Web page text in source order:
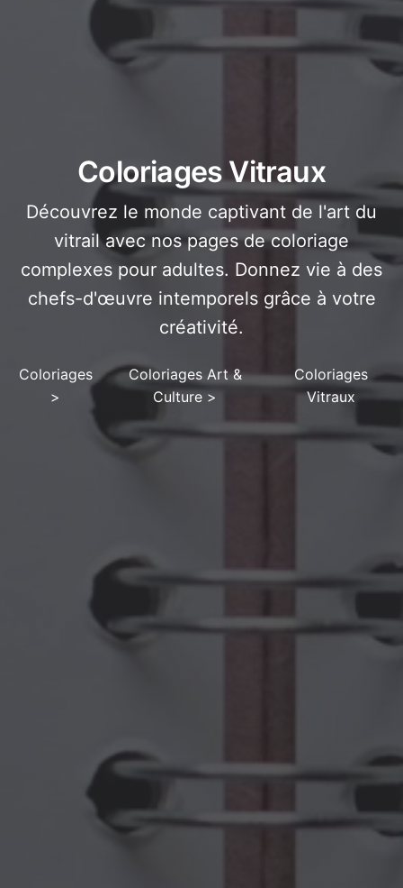
Coloriages Vitraux
Découvrez le monde captivant de l'art du
vitrail avec nos pages de coloriage
complexes pour adultes. Donnez vie à des
chefs-d'œuvre intemporels grâce à votre
créativité.
Coloriages
>
Coloriages Art &
Culture >
Coloriages
Vitraux